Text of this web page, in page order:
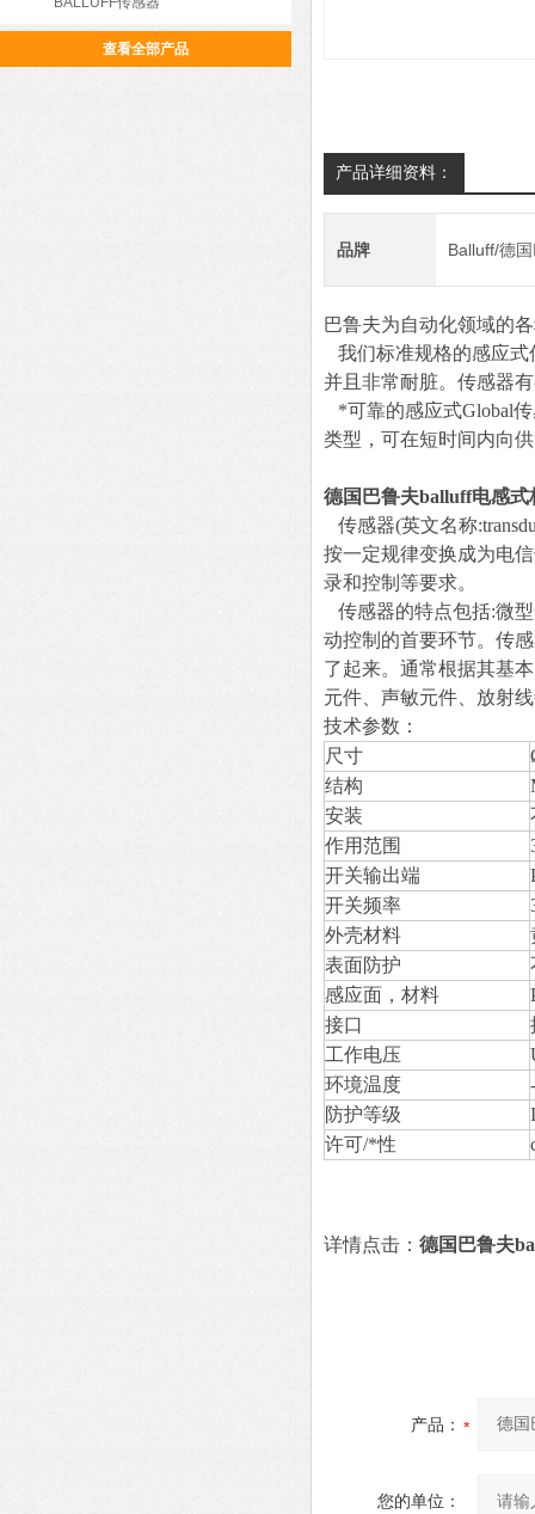
查看全部产品
产品详细资料：
品牌 Balluff/德
巴鲁夫为自动化领域的
我们标准规格的感应式
并且非常耐脏。传感器
*可靠的感应式Global
类型，可在短时间内向
德国巴鲁夫balluff电感式
传感器(英文名称
按一定规律变换成为电
录和控制等要求。
传感器的特点包括:微
动控制的首要环节。传
了起来。通常根据其基
元件、声敏元件、放射
技术参数：
尺寸
结构
安装
作用范围
开关输出端
开关频率
外壳材料
表面防护
感应面，材料
接口
工作电压
环境温度
防护等级
许可/*性
详情点击： 德国巴鲁夫
产品：
您的单位：